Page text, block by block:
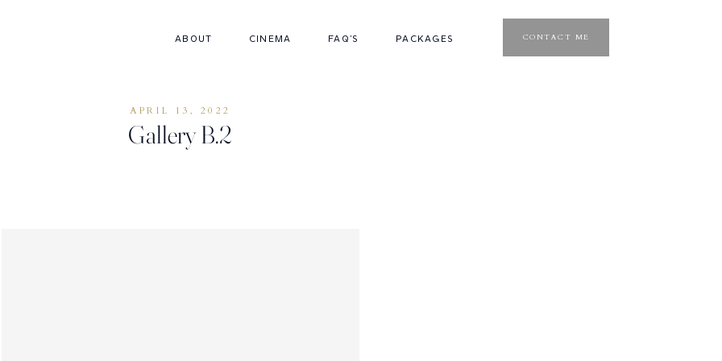
CONTACT ME
ABOUT CINEMA FAQ'S PACKAGES
APRIL 13, 2022
Gallery B.2
FAQS